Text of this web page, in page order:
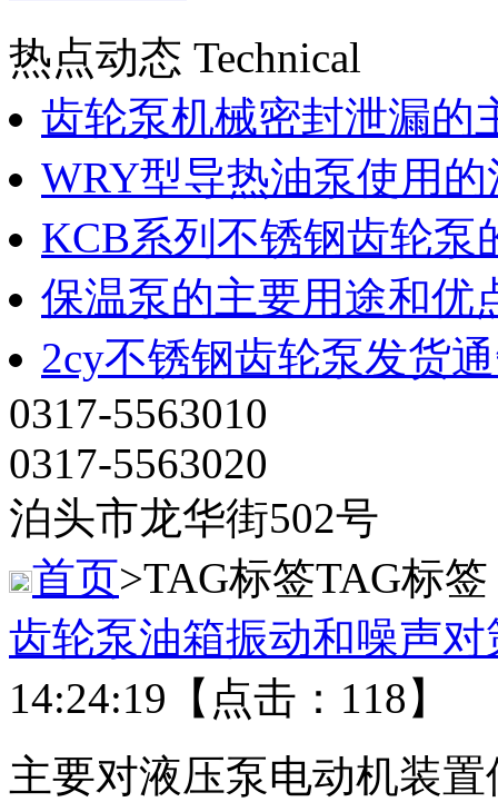
热点动态 Technical
齿轮泵机械密封泄漏的
WRY型导热油泵使用
KCB系列不锈钢齿轮泵
保温泵的主要用途和优
2cy不锈钢齿轮泵发货
0317-5563010
0317-5563020
泊头市龙华街502号
首页>TAG标签TAG标签
齿轮泵油箱振动和噪声对
14:24:19【点击：118】
主要对液压泵电动机装